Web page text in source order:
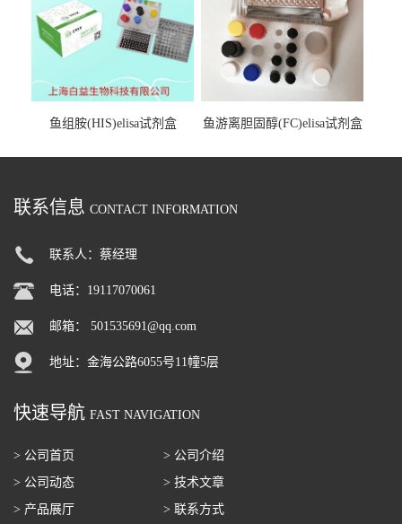
鱼组胺(HIS)elisa试剂盒 鱼游离胆固醇(FC)elisa试剂盒
联系信息 CONTACT INFORMATION
联系人：蔡经理
电话：19117070061
邮箱： 501535691@qq.com
地址：金海公路6055号11幢5层
快速导航 FAST NAVIGATION
> 公司首页
> 公司介绍
> 公司动态
> 技术文章
> 产品展厅
> 联系方式